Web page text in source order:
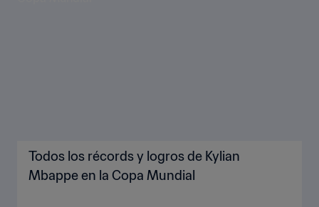
Todos los récords y logros de Kylian
Mbappe en la Copa Mundial